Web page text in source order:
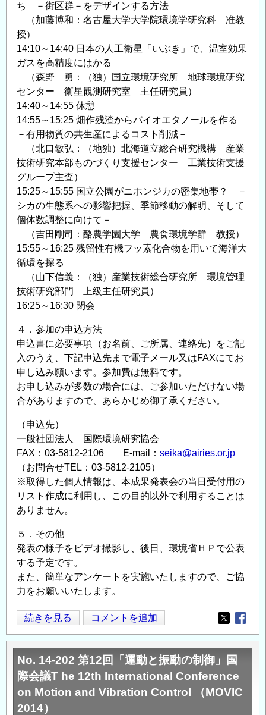
ち －街区群－をデザインする方法
（加藤博和：名古屋大学大学院環境学研究科 准教
授）
14:10～14:40 日本の人工衛星「いぶき」で、温室効果
ガスを高精度にはかる
（森野 勇：（独）国立環境研究所 地球環境研究
センター 衛星観測研究室 主任研究員）
14:40～14:55 休憩
14:55～15:25 畑作残渣からバイオエタノールを作る
－有用物質の共生産によるコスト削減－
（北口敏弘：（地独）北海道立総合研究機構 産業
技術研究本部ものづくり支援センター 工業技術支援
グループ主査）
15:25～15:55 国立公園がニホンジカの密集地帯？ －
シカの生態系への影響把握、季節移動の解明、そして
個体数調整に向けて－
（吉田剛司：酪農学園大学 農食環境学群 教授）
15:55～16:25 残留性有機フッ素化合物を用いて海洋大
循環を探る
（山下信義：（独）産業技術総合研究所 環境管理
技術研究部門 上級主任研究員）
16:25～16:30 閉会
４．参加の申込方法
申込書に必要事項（お名前、ご所属、連絡先）をご記
入のうえ、下記申込先まで電子メール又はFAXにてお
申し込み願います。参加費は無料です。
お申し込みが多数の場合には、ご参加いただけない場
合がありますので、あらかじめ御了承ください。
（申込先）
一般社団法人 国際環境研究協会
FAX：03-5812-2106 E-mail： seika@airies.or.jp
（お問合せTEL：03-5812-2105）
※取得した個人情報は、本成果発表会の当日受付用の
リスト作成に利用し、この目的以外で利用することは
ありません。
５．その他
発表の様子をビデオ撮影し、後日、環境省ＨＰで公表
する予定です。
また、簡単なアンケートを実施いたしますので、ご協
力をお願いいたします。
環
境
省
平
成
26
年
続きを見る コメントを追加
Opens in
No. 14-202 第12回「運動と振動の制御」国
際会議T he 12th International Conference
on Motion and Vibration Control （MOVIC
2014）